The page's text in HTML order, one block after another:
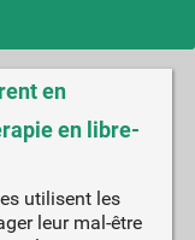
en
en libre-
utilisent les
leur mal-être